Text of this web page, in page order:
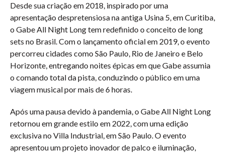
Desde sua criação em 2018, inspirado por uma
apresentação despretensiosa na antiga Usina 5, em Curitiba,
o Gabe All Night Long tem redefinido o conceito de long
sets no Brasil. Com o lançamento oficial em 2019, o evento
percorreu cidades como São Paulo, Rio de Janeiro e Belo
Horizonte, entregando noites épicas em que Gabe assumia
o comando total da pista, conduzindo o público em uma
viagem musical por mais de 6 horas.
Após uma pausa devido à pandemia, o Gabe All Night Long
retornou em grande estilo em 2022, com uma edição
exclusiva no Villa Industrial, em São Paulo. O evento
apresentou um projeto inovador de palco e iluminação,